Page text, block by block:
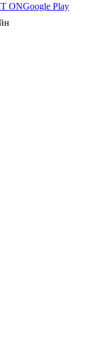
ONGoogle Play